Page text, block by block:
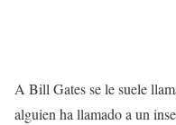
A Bill Gates se le suele
alguien ha llamado a un